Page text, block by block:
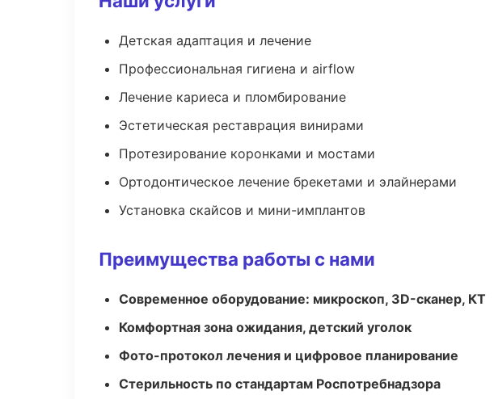
Детская адаптация и лечение
Профессиональная гигиена и airflow
Лечение кариеса и пломбирование
Эстетическая реставрация винирами
Протезирование коронками и мостами
Ортодонтическое лечение брекетами и элайнерами
Установка скайсов и мини-имплантов
Преимущества работы с нами
Современное оборудование: микроскоп, 3D-сканер, КТ
Комфортная зона ожидания, детский уголок
Фото-протокол лечения и цифровое планирование
Стерильность по стандартам Роспотребнадзора